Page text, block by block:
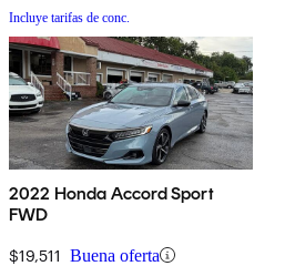
Incluye tarifas de conc.
2022 Honda Accord Sport
FWD
$19,511 Buena oferta